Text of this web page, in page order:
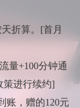
折算。[首月
量+100分钟通
策进行续约]
账，赠的120元